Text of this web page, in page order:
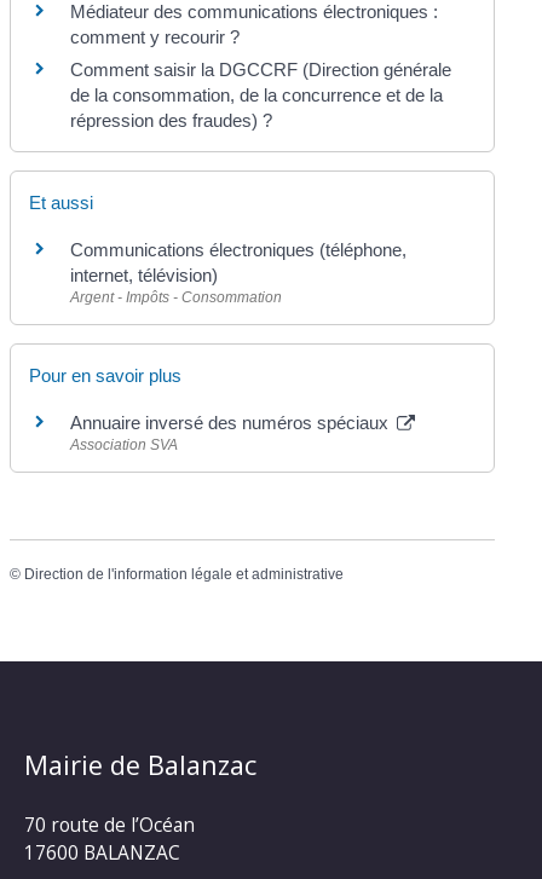
Médiateur des communications électroniques :
comment y recourir ?
Comment saisir la DGCCRF (Direction générale
de la consommation, de la concurrence et de la
répression des fraudes) ?
Et aussi
Communications électroniques (téléphone,
internet, télévision)
Argent - Impôts - Consommation
Pour en savoir plus
Annuaire inversé des numéros spéciaux
Association SVA
© Direction de l'information légale et administrative
Mairie de Balanzac
70 route de l’Océan
17600 BALANZAC